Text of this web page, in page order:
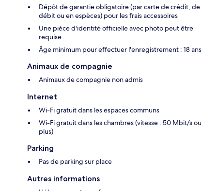
Dépôt de garantie obligatoire (par carte de crédit, de
débit ou en espèces) pour les frais accessoires
Une pièce d'identité officielle avec photo peut être
requise
Âge minimum pour effectuer l'enregistrement : 18 ans
Animaux de compagnie
Animaux de compagnie non admis
Internet
Wi-Fi gratuit dans les espaces communs
Wi-Fi gratuit dans les chambres (vitesse : 50 Mbit/s ou
plus)
Parking
Pas de parking sur place
Autres informations